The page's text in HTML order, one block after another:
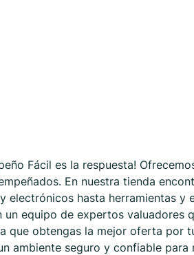
Fácil es la respuesta!
En nuestra tienda
electrónicos hasta herramientas y
equipo de expertos valuadores
que obtengas la mejor oferta por
ambiente seguro y confiable para